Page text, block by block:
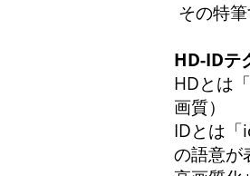
その特
HD-IDテ
HDとは
画質）
IDとは
の語意が